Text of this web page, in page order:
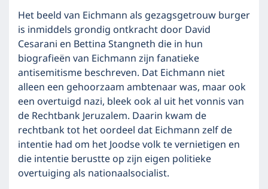
Het beeld van Eichmann als gezagsgetrouw burger
is inmiddels grondig ontkracht door David
Cesarani en Bettina Stangneth die in hun
biografieën van Eichmann zijn fanatieke
antisemitisme beschreven. Dat Eichmann niet
alleen een gehoorzaam ambtenaar was, maar ook
een overtuigd nazi, bleek ook al uit het vonnis van
de Rechtbank Jeruzalem. Daarin kwam de
rechtbank tot het oordeel dat Eichmann zelf de
intentie had om het Joodse volk te vernietigen en
die intentie berustte op zijn eigen politieke
overtuiging als nationaalsocialist.